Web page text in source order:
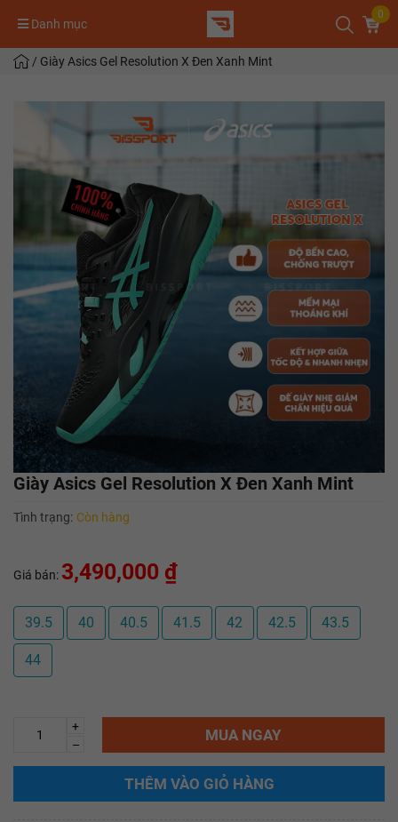
Danh mục
0
/ Giày Asics Gel Resolution X Đen Xanh Mint
Giày Asics Gel Resolution X Đen Xanh Mint
Tình trạng: Còn hàng
Giá bán: 3,490,000 ₫
39.5 40 40.5 41.5 42 42.5 43.5
44
+
–
MUA NGAY
THÊM VÀO GIỎ HÀNG